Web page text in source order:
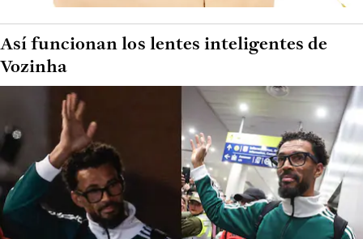
Así funcionan los lentes inteligentes de
Vozinha